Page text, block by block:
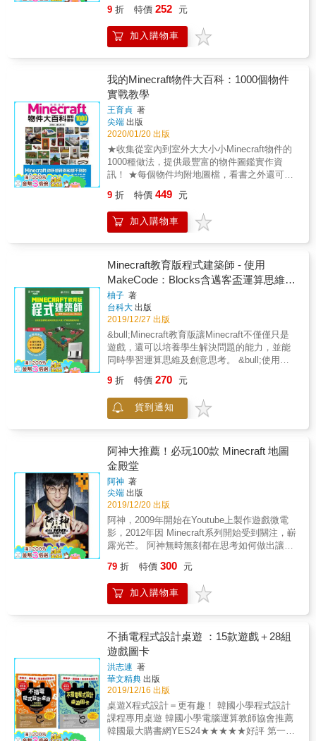
中心主任 林秋斌／清華大學學習科學與科技研
究所教授 吳權威／網奕資訊科技集團創辦人 花
梅真／臺北市明德國小教師 洪敦明／教育部閱
讀推手國立公共資訊圖書館館員 陳啟展／臺北
市蓬萊國小電腦教師 張立杰／中央大學學習與
教學研究所教授 賴志宏／東華大學資訊工程學
系副教授 豐佳燕／臺北市立大學附小資優班教
師 ＊適讀年齡：5~8歲親子共讀；9歲以上自己
閱讀
動羊毛工廠，再也不用擔心不夠羊毛來製作地
嗎？海龜殼自動製造機讓你再也不用愁龜仙藥
水不夠材料了！ 3.還在抱怨每次採收海帶都要
下水嗎？有了海帶自動收割機，就不用再花時
眼花瞭亂？只要有新動物圖艦帶你一次瞭解有
哪些新增的動物！ 5.想要飼養新增的動物嗎？
這裡教你這些動物的養殖及馴服方法，在
Minecraft中開一間動物園吧！ 6.嫌以前的經驗
塔建造太過費力嗎？有了新型經驗塔，就可以
輕鬆獲得經驗！ 7.還在煩惱BOSS太強打不贏
嗎？這裡有一本BOSS戰鬥秘笈，只傳給有緣
人喲！ 8.捕獲夜魅大作戰！戰鬥時一直抬頭仰
下來讓你K！ 9.探險洞窟風險太高？最新洞窟
探險密技教你最有效率的洞探險方法，讓你成
為洞窟之王！ 10.在Minecraft中也能當蜂農？
最新披露蜜蜂生態之謎，讓你成為養蜂大戶！
本書系獲得學術、教育界人士推薦，特此感謝
中華民國空間設計學會榮譽理事長 盧圓華先生
台南崇學國小 張琬翔老師 花蓮西林國小 李政
蒲老師 台中亞洲大學 陳勇國老師
手還是新手，這本都絕對值得收藏！ ★日本
Amazon攻略類書籍排行榜百大書籍之一。 以
下Minecraft密技你可曾看過？ 嫌Minecraft的箭
不但可以當作食物，還可以拿來燒！海帶自動
採收機還能夠量產熔爐的燃料！ 每到任意設定
的時間就會發出紅石訊號的機關製作步驟公
開，來製作可以調整時間的計時器吧！ 水也能
拿來製作家具？2020年最新桌面材料，用水流
製作出水桌吧！ 界伏盒除了收藏道具之外，你
可知道用它還能蓋出隱藏的地下通道嗎？ 看不
到水卻可以採汲到水？一般的無限水源已經落
伍了！神秘0格無限水源的奇蹟大公開！ 不用
再計算複製的座標，只要用滑鼠輕輕點幾下就
開！ 令人討厭又麻煩的夜魅總之揮之不去？只
要用幾個蜘蛛網就能輕鬆解決！教你製作輕鬆
打倒夜魅的陷阱！ 人物高速移動密招公開！海
速移動才叫絕！ 我的寶藏全都放在那了！旗幟
是海賊王的必備道具？用旗幟在地圖上作記
號！ 等800+&alpha;個連達人也很少會的究極
玩法再次傳授！ 只要學會這些，你便可以在朋
友面前驕傲的秀一下了喔！ 本書系獲得學術、
教育界人士推薦，特此感謝 中華民國空間設計
學會榮譽理事長 盧圓華先生 台南崇學國小 張
琬翔老師 花蓮西林國小 李政蒲老師 台中亞洲
9 折 特價 252 元
加入購物車
我的Minecraft物件大百科：1000個物件
實戰教學
王育貞 著
尖端 出版
2020/01/20 出版
★收集從室內到室外大大小小Minecraft物件的
1000種做法，提供最豐富的物件圖鑑實作資
訊！ ★每個物件均附地圖檔，看書之外還可以
術、教育界人士推薦，特此感謝： 中華民國空
間設計學會榮譽理事長 盧圓華先生 台南崇學國
小 張琬翔老師 花蓮西林國小 李政蒲老師 台中
產生超過700種以上的外觀變化，這也就是在
Minecraft中沒有模擬不出來的世界的主要原
選方塊，組合出要模擬的物件，其實完全要靠
自己的想像力， 什麼東西要怎麼蓋才最像，其
實沒有標準答案。 但是本書可以提供你1000個
答案，相信可以刺激你的思考，激發你的想像
力，讓你舉一反三，進而做出富含自己風格的
作品。 新手也不用擔心，請你先按照本書教導
的步驟一步一步做，先熟悉物件操作打好底
9 折 特價 449 元
加入購物車
Minecraft教育版程式建築師 - 使用
MakeCode：Blocks含邁客盃運算思維與
創意設計大賽入門與進階範例試
柚子 著
台科大 出版
2019/12/27 出版
&bull;Minecraft教育版讓Minecraft不僅僅只是
遊戲，還可以培養學生解決問題的能力，並能
同時學習運算思維及創意思考。 &bull;使用
式的積木堆疊，理解程式邏輯的概念，亦可轉
成JavaScript學寫程式。 &bull;觀察主題的邏輯
規則，規劃實作設計圖，並善用Minecraft的物
創意設計大賽」指定教材，包含入門與進階範
例試題，是Minecraft教育版程式教育的練習題
本。
9 折 特價 270 元
貨到通知
阿神大推薦！必玩100款 Minecraft 地圖
金殿堂
阿神 著
尖端 出版
2019/12/20 出版
阿神，2009年開始在Youtube上製作遊戲微電
影，2012年因 Minecraft系列開始受到關注，嶄
露光芒。 阿神無時無刻都在思考如何做出讓人
則影片，未曾間斷。歷經十年的努力，終於讓
他成為台灣Youtube「遊戲類」首位訂閱人數突
破一百萬及兩百萬的 Youtuber。目前，阿神頻
出了一套自己的風格與觀點！ 為了答謝所有粉
絲的支持，阿神精心彙整多年來對Minecraft的
鑽研，挑選出100款最值得推薦給粉絲的
Minecraft遊戲，特別企劃了這本《阿神大推
薦！必玩 100款 Minecraft 地圖金殿堂》，並精
心設計形象，進棚拍攝上百張各種造型的珍貴
寫真照，搭配精闢的內容，獻給所有喜歡阿神
的粉絲。 阿神將在本書推薦來自世界最好玩的
100 款 Minecraft 地圖，並依照遊戲特質區分
79 折 特價 300 元
加入購物車
不插電程式設計桌遊 ：15款遊戲＋28組
遊戲圖卡
洪志連 著
華文精典 出版
2019/12/16 出版
桌遊X程式設計＝更有趣！ 韓國小學程式設計
課程專用桌遊 韓國小學電腦運算教師協會推薦
韓國最大購書網YES24★★★★★好評 第一本